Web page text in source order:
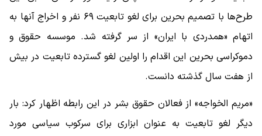
طرح‌ها با تصمیم بحرین برای لغو تابعیت ۶۹ نفر و اخراج آنها به
اتهام «همدردی با ایران» از سر گرفته شد. موسسه حقوق و
دموکراسی بحرین این اقدام را اولین لغو گسترده تابعیت در بیش
از هفت سال گذشته دانست.
«مریم الخواجه» از فعالان حقوق بشر در این رابطه اظهار کرد: بار
دیگر لغو تابعیت به عنوان ابزاری برای سرکوب سیاسی مورد